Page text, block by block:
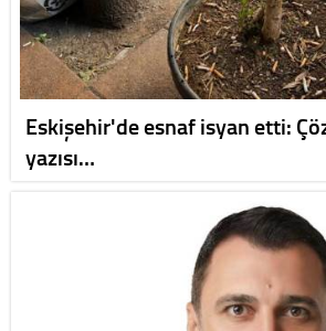
Eskişehir'de esnaf isyan etti:
yazısı…